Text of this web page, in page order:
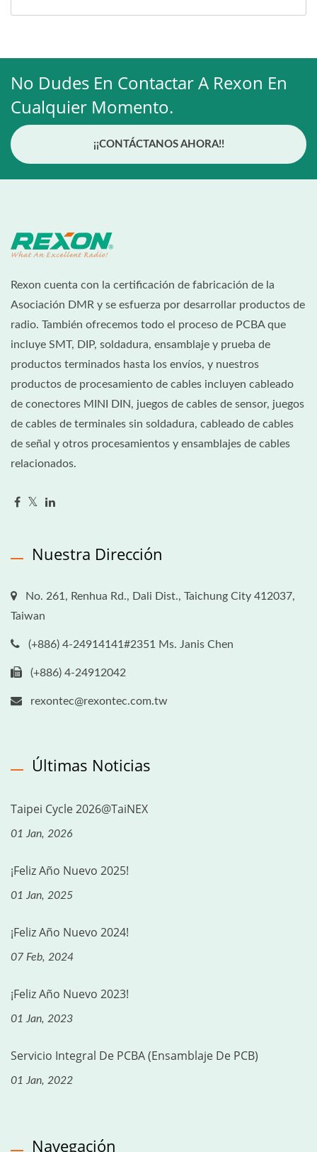
No Dudes En Contactar A Rexon En
Cualquier Momento.
¡¡CONTÁCTANOS AHORA!!
Rexon cuenta con la certificación de fabricación de la
Asociación DMR y se esfuerza por desarrollar productos de
radio. También ofrecemos todo el proceso de PCBA que
incluye SMT, DIP, soldadura, ensamblaje y prueba de
productos terminados hasta los envíos, y nuestros
productos de procesamiento de cables incluyen cableado
de conectores MINI DIN, juegos de cables de sensor, juegos
de cables de terminales sin soldadura, cableado de cables
de señal y otros procesamientos y ensamblajes de cables
relacionados.
Nuestra Dirección
No. 261, Renhua Rd., Dali Dist., Taichung City 412037,
Taiwan
(+886) 4-24914141#2351 Ms. Janis Chen
(+886) 4-24912042
rexontec@rexontec.com.tw
Últimas Noticias
Taipei Cycle 2026@TaiNEX
01 Jan, 2026
¡Feliz Año Nuevo 2025!
01 Jan, 2025
¡Feliz Año Nuevo 2024!
07 Feb, 2024
¡Feliz Año Nuevo 2023!
01 Jan, 2023
Servicio Integral De PCBA (ensamblaje De PCB)
01 Jan, 2022
Navegación